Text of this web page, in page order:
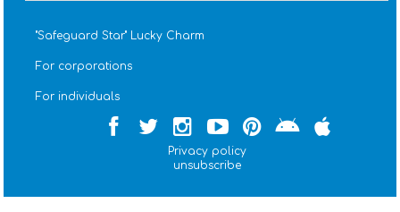
''Safeguard Star'' Lucky Charm
For corporations
For individuals
Privacy policy
unsubscribe